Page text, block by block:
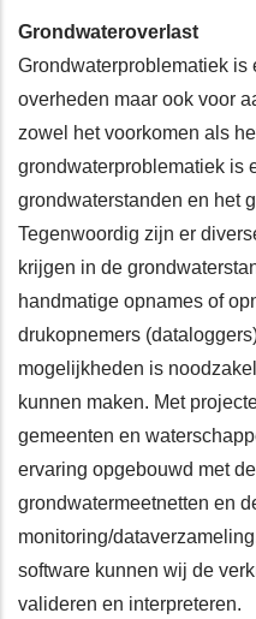
Grondwateroverlast
Grondwaterproblematiek is
overheden maar ook voor
zowel het voorkomen als
grondwaterproblematiek is
grondwaterstanden en het
Tegenwoordig zijn er
krijgen in de
handmatige opnames of
drukopnemers
mogelijkheden is
kunnen maken. Met
gemeenten en
ervaring opgebouwd met
grondwatermeetnetten en
monitoring/
software kunnen wij de
valideren en interpreteren.